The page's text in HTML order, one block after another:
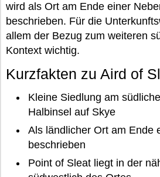
wird als Ort am Ende einer
beschrieben. Für die
allem der Bezug zum weiteren
Kontext wichtig.
Kurzfakten zu Aird of
Kleine Siedlung am
Halbinsel auf Skye
Als ländlicher Ort am Ende
beschrieben
Point of Sleat liegt in der